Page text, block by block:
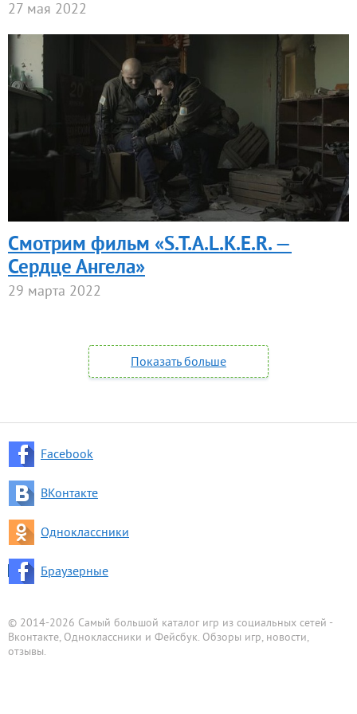
27 мая 2022
Смотрим фильм «S.T.A.L.K.E.R. —
Сердце Ангела»
29 марта 2022
Показать больше
Facebook
ВКонтакте
Одноклассники
Браузерные
© 2014-2026 Самый большой каталог игр из социальных сетей -
Вконтакте, Одноклассники и Фейсбук. Обзоры игр, новости,
отзывы.